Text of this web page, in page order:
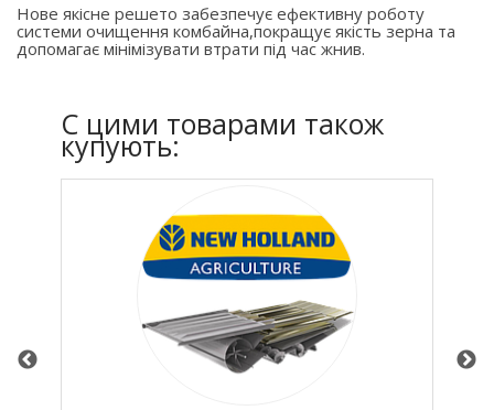
Нове якісне решето забезпечує ефективну роботу
системи очищення комбайна,покращує якість зерна та
допомагає мінімізувати втрати під час жнив.
C цими товарами також
купують: